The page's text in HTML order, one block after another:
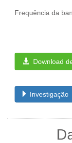
Frequência da
Download
Investigação